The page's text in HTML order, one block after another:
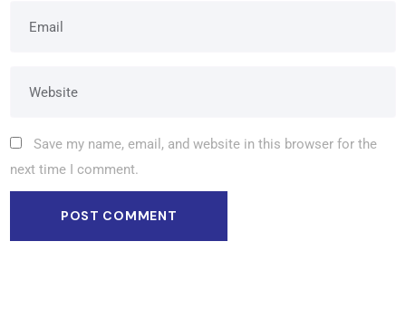
Save my name, email, and website in this browser for the
next time I comment.